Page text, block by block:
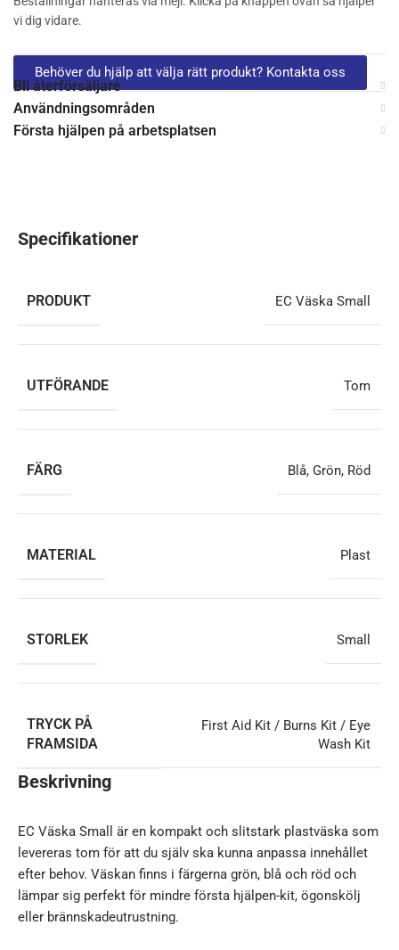
vi dig vidare.
Behöver du hjälp att välja rätt produkt? Kontakta oss
Bli återförsäljare
Användningsområden
Första hjälpen på arbetsplatsen
Specifikationer
PRODUKT EC Väska Small
UTFÖRANDE Tom
FÄRG Blå, Grön, Röd
MATERIAL Plast
STORLEK Small
TRYCK PÅ
FRAMSIDA
First Aid Kit / Burns Kit / Eye
Wash Kit
Beskrivning
EC Väska Small är en kompakt och slitstark plastväska som
levereras tom för att du själv ska kunna anpassa innehållet
efter behov. Väskan finns i färgerna grön, blå och röd och
lämpar sig perfekt för mindre första hjälpen-kit, ögonskölj
eller brännskadeutrustning.